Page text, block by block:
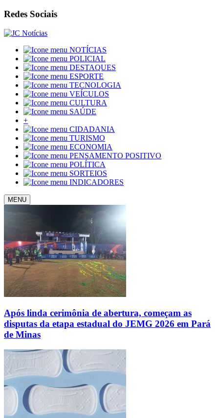
Redes Sociais
NOTÍCIAS
POLICIAL
DESTAQUES
ESPORTE
TECNOLOGIA
VEÍCULOS
CULTURA
SAÚDE
+
CIDADANIA
TURISMO
ECONOMIA
PENSAMENTO POSITIVO
POLÍTICA
SORTEIOS
INDICADORES
MENU
Após linda cerimônia de abertura, começam as
disputas da etapa estadual do JEMG 2026 em Pará
de Minas